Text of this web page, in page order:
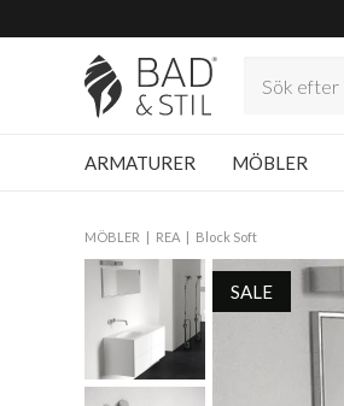
ARMATURER MÖBLER
MÖBLER REA Block Soft
SALE